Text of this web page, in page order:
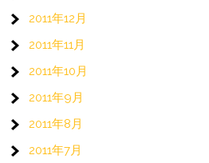
2011年12月
2011年11月
2011年10月
2011年9月
2011年8月
2011年7月